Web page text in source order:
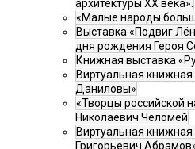
архитектуры XX века».
«Малые народы
Выставка «Подвиг
дня рождения Героя
Книжная выставка
Виртуальная
Даниловы»
«Творцы российской
Николаевич Челомей
Виртуальная
Григорьевич